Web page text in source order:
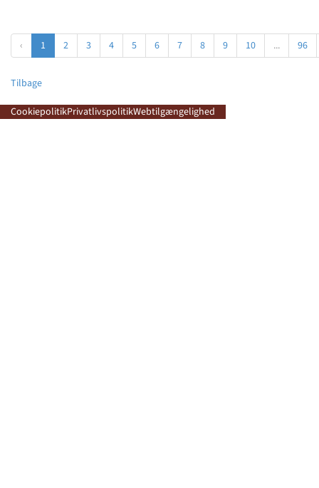
‹ 1 2 3 4 5 6 7 8 9 10 ... 96
Tilbage
CookiepolitikPrivatlivspolitikWebtilgængelighed